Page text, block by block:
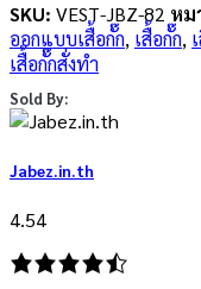
SKU: VEST-JBZ-82 หม
ออกแบบเสื้อกั๊ก, เสื้อกั๊ก,
เสื้อกั๊กสั่งทำ
Sold By:
Jabez.in.th
4.54